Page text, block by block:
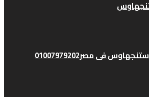
فى مصر01007979202